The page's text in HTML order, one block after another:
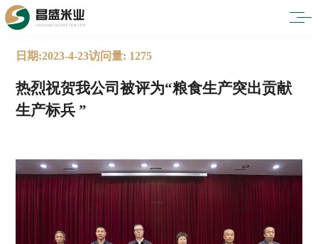
日期:2023-4-23访问量: 1275
热烈祝贺我公司被评为“粮食生产突出贡献
生产标兵 ”